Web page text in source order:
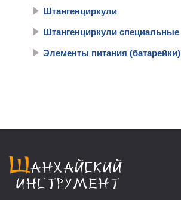
Штангенциркули
Штангенциркули специальные
Элементы питания (батарейки)